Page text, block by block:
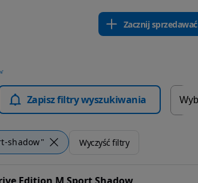
Zacznij sprzedawać
Zapisz filtry wyszukiwania
shadow" Wyczyść filtry